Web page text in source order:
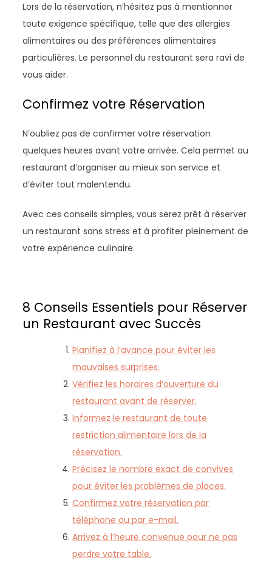
Lors de la réservation, n’hésitez pas à mentionner
toute exigence spécifique, telle que des allergies
alimentaires ou des préférences alimentaires
particulières. Le personnel du restaurant sera ravi de
vous aider.
Confirmez votre Réservation
N’oubliez pas de confirmer votre réservation
quelques heures avant votre arrivée. Cela permet au
restaurant d’organiser au mieux son service et
d’éviter tout malentendu.
Avec ces conseils simples, vous serez prêt à réserver
un restaurant sans stress et à profiter pleinement de
votre expérience culinaire.
8 Conseils Essentiels pour Réserver
un Restaurant avec Succès
Planifiez à l’avance pour éviter les
mauvaises surprises.
Vérifiez les horaires d’ouverture du
restaurant avant de réserver.
Informez le restaurant de toute
restriction alimentaire lors de la
réservation.
Précisez le nombre exact de convives
pour éviter les problèmes de places.
Confirmez votre réservation par
téléphone ou par e-mail.
Arrivez à l’heure convenue pour ne pas
perdre votre table.